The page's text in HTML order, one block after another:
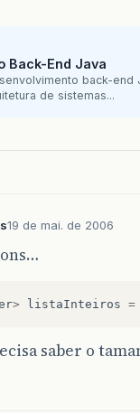
Back-End Java
back-end
de sistemas...
19 de mai. de 2006
> listaInteiros =
saber o